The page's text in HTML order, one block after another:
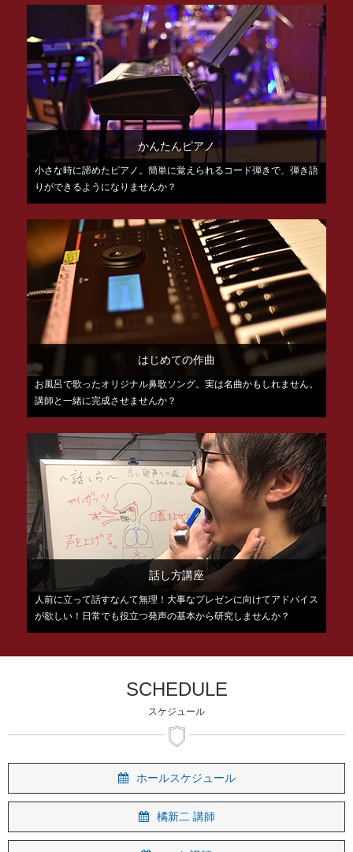
かんたんピアノ
小さな時に諦めたピアノ。簡単に覚えられるコード弾きで、弾き語
りができるようになりませんか？
はじめての作曲
お風呂で歌ったオリジナル鼻歌ソング。実は名曲かもしれません。
講師と一緒に完成させませんか？
話し方講座
人前に立って話すなんて無理！大事なプレゼンに向けてアドバイス
が欲しい！日常でも役立つ発声の基本から研究しませんか？
SCHEDULE
スケジュール
ホールスケジュール
橘新二 講師